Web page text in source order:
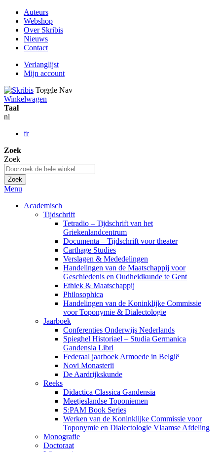
Auteurs
Webshop
Over Skribis
Nieuws
Contact
Verlanglijst
Mijn account
Toggle Nav
Winkelwagen
Taal
nl
fr
Zoek
Zoek
Zoek
Menu
Academisch
Tijdschrift
Tetradio – Tijdschrift van het
Griekenlandcentrum
Documenta – Tijdschrift voor theater
Carthage Studies
Verslagen & Mededelingen
Handelingen van de Maatschappij voor
Geschiedenis en Oudheidkunde te Gent
Ethiek & Maatschappij
Philosophica
Handelingen van de Koninklijke Commissie
voor Toponymie & Dialectologie
Jaarboek
Conferenties Onderwijs Nederlands
Spieghel Historiael – Studia Germanica
Gandensia Libri
Federaal jaarboek Armoede in België
Novi Monasterii
De Aardrijkskunde
Reeks
Didactica Classica Gandensia
Meetjeslandse Toponiemen
S:PAM Book Series
Werken van de Koninklijke Commissie voor
Toponymie en Dialectologie Vlaamse Afdeling
Monografie
Doctoraat